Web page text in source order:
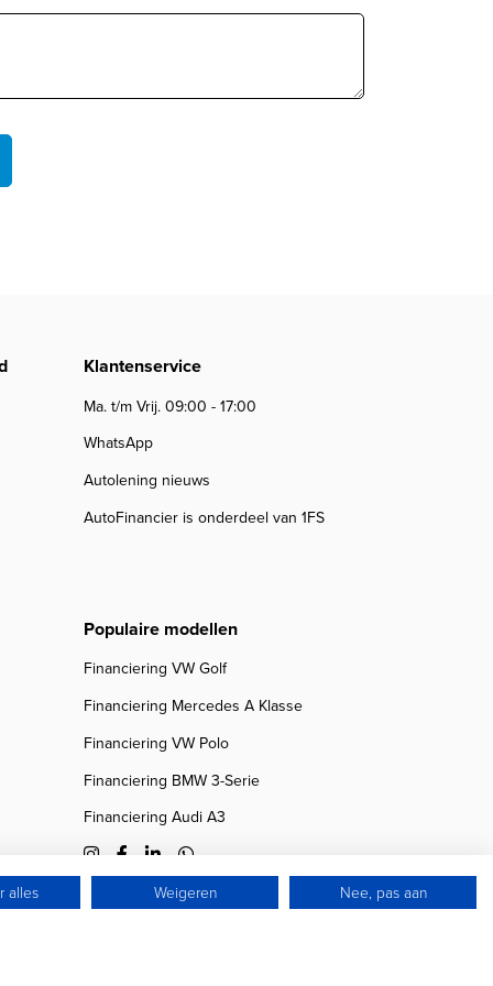
Klantenservice
Ma. t/m Vrij. 09:00 - 17:00
WhatsApp
Autolening nieuws
AutoFinancier is onderdeel van 1FS
Populaire modellen
Financiering VW Golf
Financiering Mercedes A Klasse
Financiering VW Polo
Financiering BMW 3-Serie
Financiering Audi A3
alles Weigeren Nee, pas aan